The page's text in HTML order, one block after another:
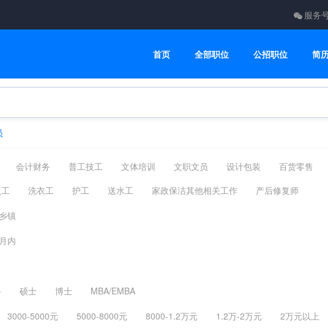
服务
首页 全部职位 公招职位 简
会计财务 普工技工 文体培训 文职文员 设计包装
百货零售
易 司机后勤 网络通信 机械仪表 咨询顾问 电子电气
美容美发
洗衣工 护工 送水工 家政保洁其他相关工作
产后修复师
镇
内
硕士 博士
MBA/EMBA
3000-5000元 5000-8000元 8000-1.2万元 1.2万-2万元 2万元以上